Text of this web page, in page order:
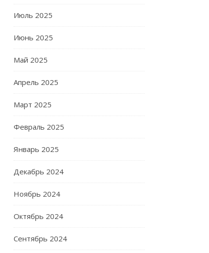
Июль 2025
Июнь 2025
Май 2025
Апрель 2025
Март 2025
Февраль 2025
Январь 2025
Декабрь 2024
Ноябрь 2024
Октябрь 2024
Сентябрь 2024